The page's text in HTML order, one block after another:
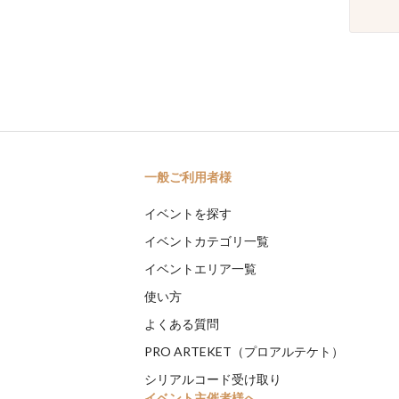
一般ご利用者様
イベントを探す
イベントカテゴリ一覧
イベントエリア一覧
使い方
よくある質問
PRO ARTEKET（プロアルテケト）
シリアルコード受け取り